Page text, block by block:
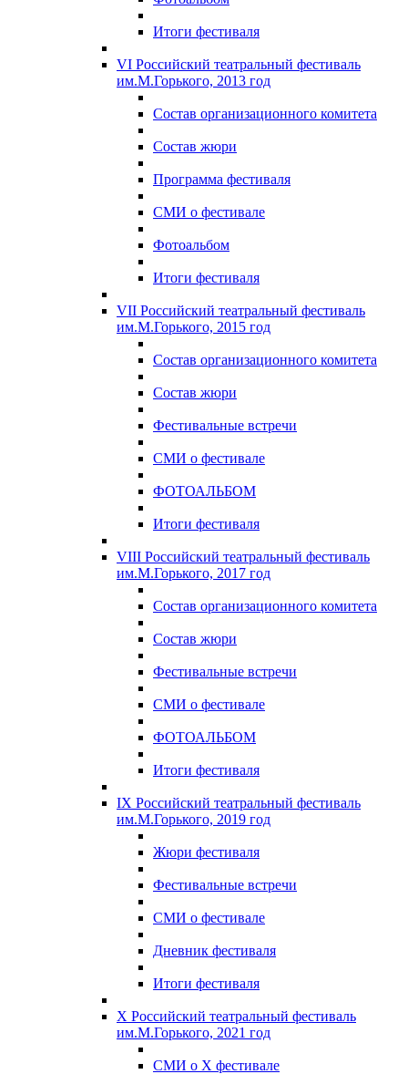
Итоги фестиваля
VI Российский театральный фестиваль
им.М.Горького, 2013 год
Состав организационного комитета
Состав жюри
Программа фестиваля
СМИ о фестивале
Фотоальбом
Итоги фестиваля
VII Российский театральный фестиваль
им.М.Горького, 2015 год
Состав организационного комитета
Состав жюри
Фестивальные встречи
СМИ о фестивале
ФОТОАЛЬБОМ
Итоги фестиваля
VIII Российский театральный фестиваль
им.М.Горького, 2017 год
Состав организационного комитета
Состав жюри
Фестивальные встречи
СМИ о фестивале
ФОТОАЛЬБОМ
Итоги фестиваля
IX Российский театральный фестиваль
им.М.Горького, 2019 год
Жюри фестиваля
Фестивальные встречи
СМИ о фестивале
Дневник фестиваля
Итоги фестиваля
X Российский театральный фестиваль
им.М.Горького, 2021 год
СМИ о X фестивале